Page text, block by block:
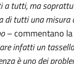
tutti, ma
di tutti una misura
– commentano la
infatti un
è uno dei